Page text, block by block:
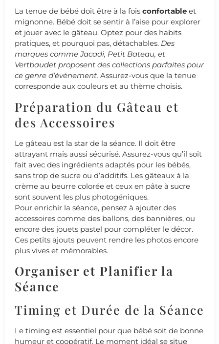
La tenue de bébé doit être à la fois confortable et
mignonne. Bébé doit se sentir à l’aise pour explorer
et jouer avec le gâteau. Optez pour des habits
pratiques, et pourquoi pas, détachables. Des
marques comme Jacadi, Petit Bateau, et
Vertbaudet proposent des collections parfaites pour
ce genre d’événement. Assurez-vous que la tenue
corresponde aux couleurs et au thème choisis.
Préparation du Gâteau et
des Accessoires
Le gâteau est la star de la séance. Il doit être
attrayant mais aussi sécurisé. Assurez-vous qu’il soit
fait avec des ingrédients adaptés pour les bébés,
sans trop de sucre ou d’additifs. Les gâteaux à la
crème au beurre colorée et ceux en pâte à sucre
sont souvent les plus photogéniques.
Pour enrichir la séance, pensez à ajouter des
accessoires comme des ballons, des bannières, ou
encore des jouets pastel pour compléter le décor.
Ces petits ajouts peuvent rendre les photos encore
plus vives et mémorables.
Organiser et Planifier la
Séance
Timing et Durée de la Séance
Le timing est essentiel pour que bébé soit de bonne
humeur et coopératif. Le moment idéal se situe